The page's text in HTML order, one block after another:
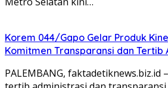
Korem 044/Gapo Gelar Produk
Komitmen Transparansi dan Tertib
PALEMBANG, faktadetiknews.biz.id